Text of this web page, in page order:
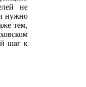
не
нужно
тем,
шаг к